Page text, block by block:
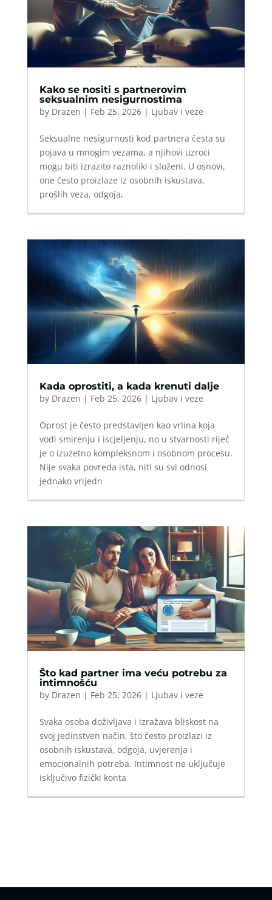
Kako se nositi s partnerovim
seksualnim nesigurnostima
by Drazen | Feb 25, 2026| Ljubav i veze
Seksualne nesigurnosti kod partnera česta su
pojava u mnogim vezama, a njihovi uzroci
mogu biti izrazito raznoliki i složeni. U osnovi,
one često proizlaze iz osobnih iskustava,
prošlih veza, odgoja,
Kada oprostiti, a kada krenuti dalje
by Drazen | Feb 25, 2026| Ljubav i veze
Oprost je često predstavljen kao vrlina koja
vodi smirenju i iscjeljenju, no u stvarnosti riječ
je o izuzetno kompleksnom i osobnom procesu.
Nije svaka povreda ista, niti su svi odnosi
jednako vrijedn
Što kad partner ima veću potrebu za
intimnošću
by Drazen | Feb 25, 2026| Ljubav i veze
Svaka osoba doživljava i izražava bliskost na
svoj jedinstven način, što često proizlazi iz
osobnih iskustava, odgoja, uvjerenja i
emocionalnih potreba. Intimnost ne uključuje
isključivo fizički konta